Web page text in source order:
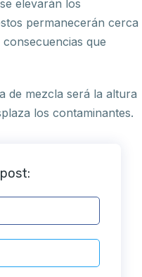
elevarán los
permanecerán cerca
que
de mezcla será la altura
los contaminantes.